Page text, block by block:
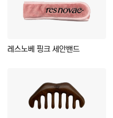
레스노베 핑크 세안밴드